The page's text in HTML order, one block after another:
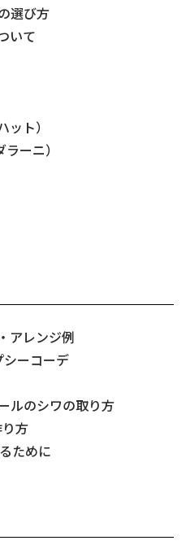
選び方
いて
ト）
ーニ）
アレンジ例
ーコーデ
ルのシワの取り方
方
ために